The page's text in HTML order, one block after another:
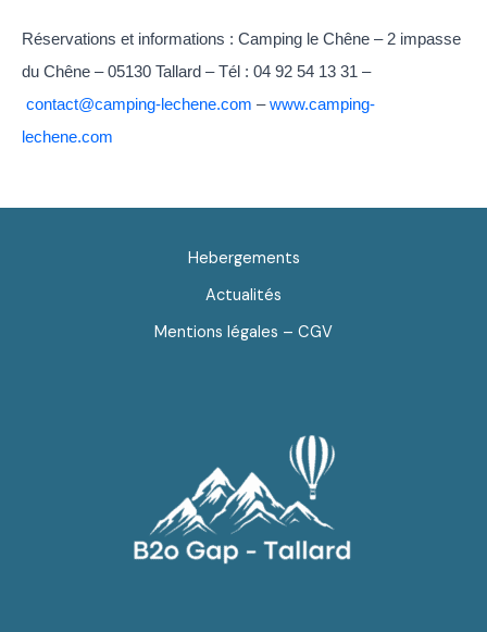
Réservations et informations : Camping le Chêne – 2 impasse
du Chêne – 05130 Tallard – Tél : 04 92 54 13 31 –
contact@camping-lechene.com –www.camping-
lechene.com
Hebergements
Actualités
Mentions légales – CGV